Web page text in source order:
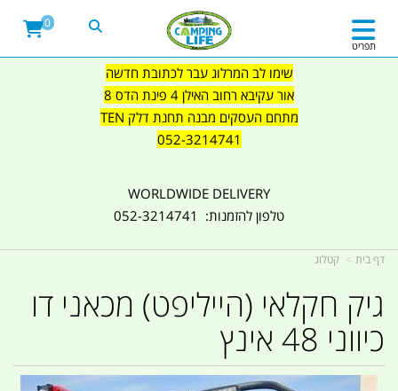
שימו לב המרלוג עבר לכתובת חדשה
אור עקיבא רחוב האילן 4 פינת הדס 8
מתחם העסקים מבנה תחנת דלק TEN
052-3214741
WORLDWIDE DELIVERY
טלפון להזמנות: 052-3214741
תפריט
0
דף בית קטלוג
גיק חקלאי (הייליפט) מכאני דו
כיווני 48 אינץ